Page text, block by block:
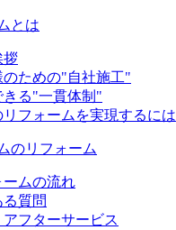
とは
拶
のための"自社施工"
きる"一貫体制"
リフォームを実現するには
のリフォーム
ームの流れ
る質問
フターサービス